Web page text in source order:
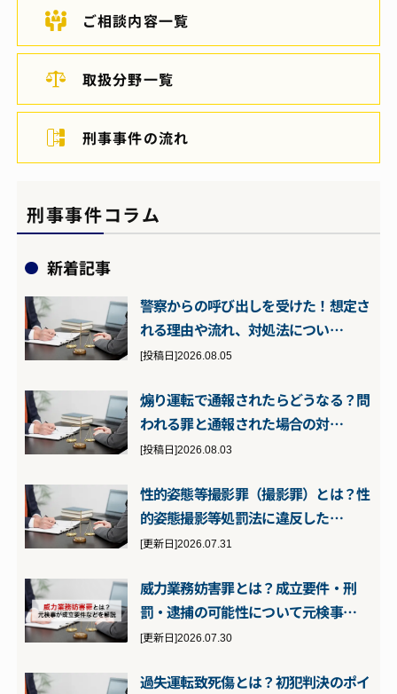
ご相談内容一覧
取扱分野一覧
刑事事件の流れ
刑事事件コラム
新着記事
警察からの呼び出しを受けた！想定さ
れる理由や流れ、対処法につい…
[投稿日]2026.08.05
煽り運転で通報されたらどうなる？問
われる罪と通報された場合の対…
[投稿日]2026.08.03
性的姿態等撮影罪（撮影罪）とは？性
的姿態撮影等処罰法に違反した…
[更新日]2026.07.31
威力業務妨害罪とは？成立要件・刑
罰・逮捕の可能性について元検事…
[更新日]2026.07.30
過失運転致死傷とは？初犯判決のポイ